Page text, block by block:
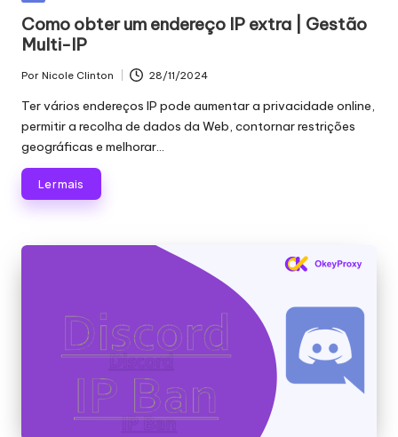
n
c
i
a
is
p
a
r
proxy,
recolha
de
e
muito
mais.
Como obter um endereço IP extra | Gestão
Multi-IP
Publicado
por
Por Nicole Clinton 28/11/2024
Ter vários endereços IP pode aumentar a privacidade online,
permitir a recolha de dados da Web, contornar restrições
geográficas e melhorar...
Ler mais